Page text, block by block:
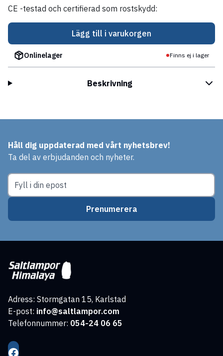
CE -testad och certifierad som rostskydd:
Lägg till i varukorgen
Onlinelager Finns ej i lager
Beskrivning
Håll dig uppdaterad med vårt nyhetsbrev!
Ta del av erbjudanden och nyheter.
Prenumerera
Adress: Stormgatan 15, Karlstad
E-post: info@saltlampor.com
Telefonnummer: 054-24 06 65